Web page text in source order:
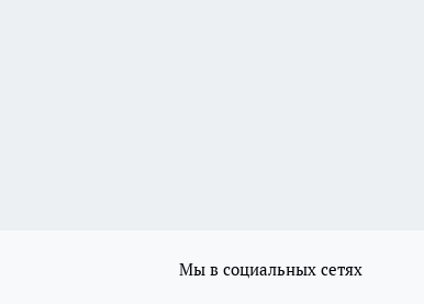
Мы в социальных сетях